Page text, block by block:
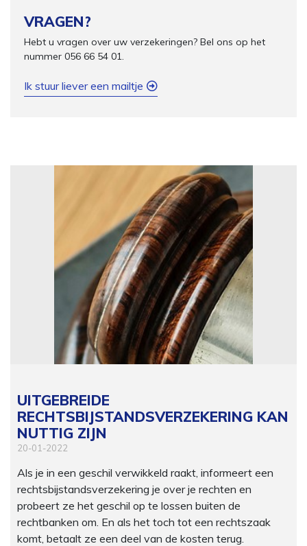
VRAGEN?
Hebt u vragen over uw verzekeringen? Bel ons op het
nummer 056 66 54 01.
Ik stuur liever een mailtje
UITGEBREIDE
RECHTSBIJSTANDSVERZEKERING KAN
NUTTIG ZIJN
20-01-2022
Als je in een geschil verwikkeld raakt, informeert een
rechtsbijstandsverzekering je over je rechten en
probeert ze het geschil op te lossen buiten de
rechtbanken om. En als het toch tot een rechtszaak
komt, betaalt ze een deel van de kosten terug.